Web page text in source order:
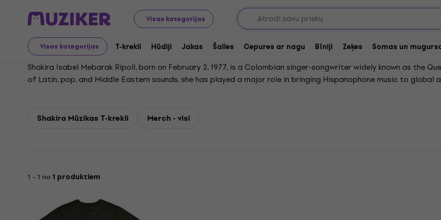
Visas kategorijas
Visas kategorijas T-krekli Hūdiji Jakas Šalles Cepures ar nagu Bīniji Zeķes Somas un
Shakira
Shakira Isabel Mebarak Ripoll, born on February 2, 1977, is a Colombian singer-songwriter widely known as the
of Latin, pop, and Middle Eastern sounds, she has played a major role in bringing Hispanophone music to global
international hits such as Hips Don't Lie, Whenever Wherever, Waka Waka, La Tortura, and Chantaje. She is
Shakira Mūzikas T-krekli Merch - visi
1 - 1 no 1 produktiem